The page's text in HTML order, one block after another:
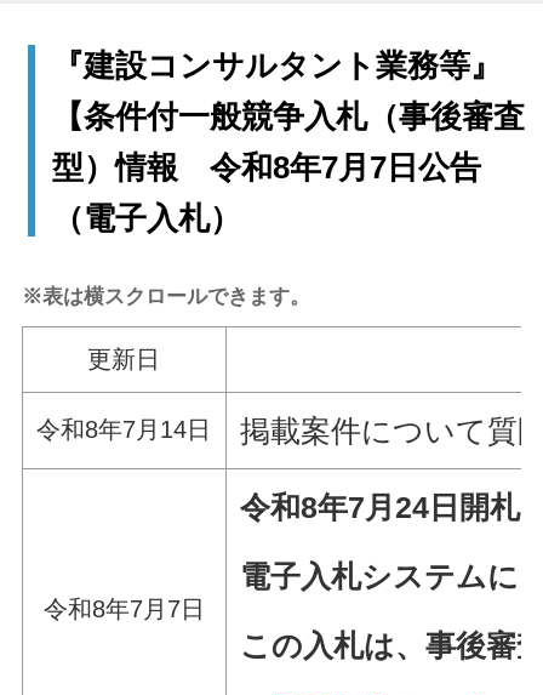
『建設コンサルタント業務等』
【条件付一般競争入札（事後審査
型）情報 令和8年7月7日公告
（電子入札）
※表は横スクロールできます。
更新日
令和8年7月14日 掲載案件について質
令和8年7月7日
令和8年7月24日 開札
電子入札システムに
この入札は、事後審